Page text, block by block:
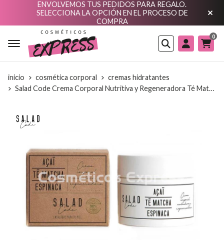
ENVOLVEMOS TUS PEDIDOS PARA REGALO.
SELECCIONA LA OPCIÓN EN EL PROCESO DE
COMPRA
Buscar
0
inicio cosmética corporal
cremas hidratantes
Salad Code Crema Corporal Nutritiva y Regeneradora Té Matcha